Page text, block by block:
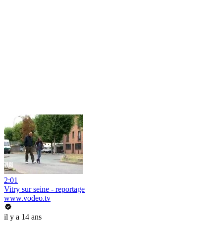
2:01
Vitry sur seine - reportage
www.vodeo.tv
il y a 14 ans